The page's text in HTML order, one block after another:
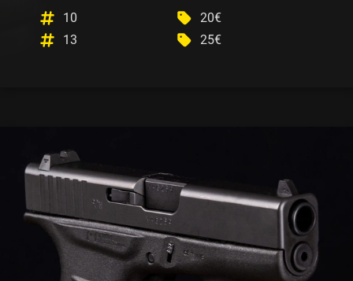
10
13
20€
25€